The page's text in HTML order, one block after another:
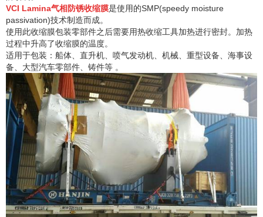
VCI Lamina气相防锈收缩膜是使用的SMP(speedy moisture
passivation)技术制造而成。
使用此收缩膜包装零部件之后需要用热收缩工具加热进行密封。加热
过程中升高了收缩膜的温度。
适用于包装：船体、直升机、喷气发动机、机械、重型设备、海事设
备、大型汽车零部件、铸件等 。